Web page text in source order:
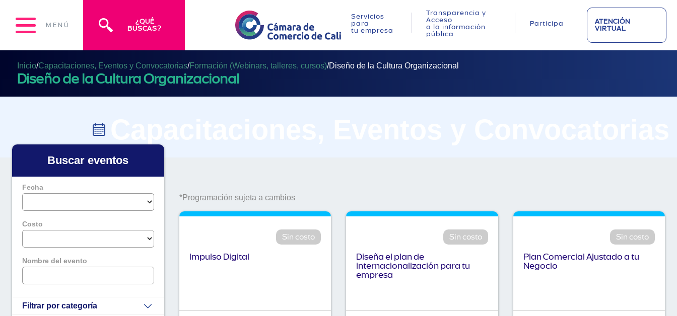
MENÚ
¿QUÉ
BUSCAS?
Servicios
para
tu empresa
Transparencia y
Acceso
a la información
pública
Participa
ATENCIÓN
VIRTUAL
Inicio/Capacitaciones, Eventos y Convocatorias/Formación (Webinars, talleres, cursos)/Diseño de la Cultura Organizacional
Diseño de la Cultura Organizacional
Buscar eventos
Fecha
Costo
Nombre del evento
Filtrar por categoría
*Programación sujeta a cambios
Sin costo
Impulso Digital
Sin costo
Diseña el plan de
internacionalización para tu
empresa
Sin costo
Plan Comercial Ajustado a tu
Negocio